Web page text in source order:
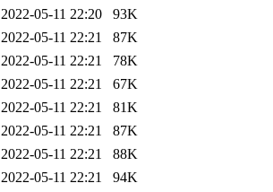
2022-05-11 22:20
93K
2022-05-11 22:21
87K
2022-05-11 22:21
78K
2022-05-11 22:21
67K
2022-05-11 22:21
81K
2022-05-11 22:21
87K
2022-05-11 22:21
88K
2022-05-11 22:21
94K